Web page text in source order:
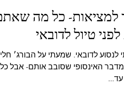
למציאות- כל מה
טיול לדובאי
לנסוע לדובאי. שמעתי על הבורג׳
האינסופי שסובב אותם- אבל